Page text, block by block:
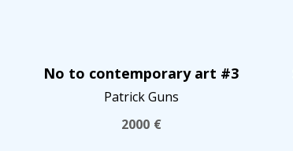
No to contemporary art #3
Patrick Guns
2000 €